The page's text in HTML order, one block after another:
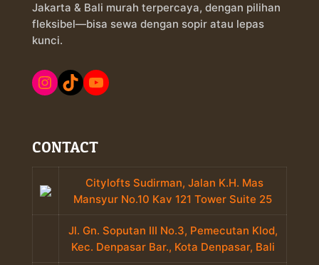
Jakarta & Bali murah terpercaya, dengan pilihan
fleksibel—bisa sewa dengan sopir atau lepas
kunci.
Instagram
TikTokYouTube
CONTACT
Citylofts Sudirman, Jalan K.H. Mas
Mansyur No.10 Kav 121 Tower Suite 25
Jl. Gn. Soputan III No.3, Pemecutan Klod,
Kec. Denpasar Bar., Kota Denpasar, Bali